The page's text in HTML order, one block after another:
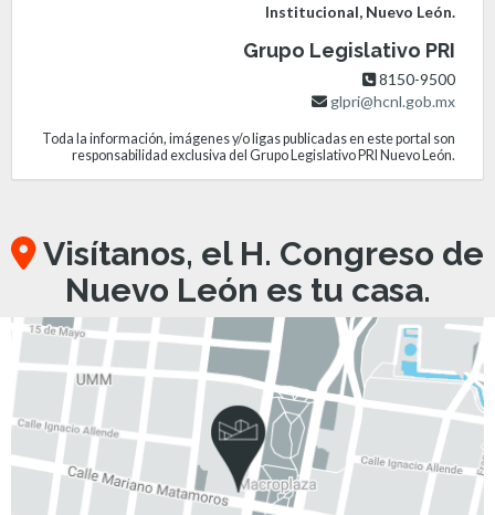
Institucional, Nuevo León.
Grupo Legislativo PRI
8150-9500
glpri@hcnl.gob.mx
Toda la información, imágenes y/o ligas publicadas en este portal son
responsabilidad exclusiva del Grupo Legislativo PRI Nuevo León.
Visítanos, el H. Congreso de
Nuevo León es tu casa.